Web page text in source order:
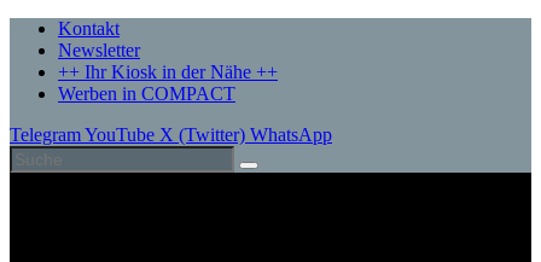
Kontakt
Newsletter
++ Ihr Kiosk in der Nähe ++
Werben in COMPACT
TelegramYouTube X (Twitter) WhatsApp